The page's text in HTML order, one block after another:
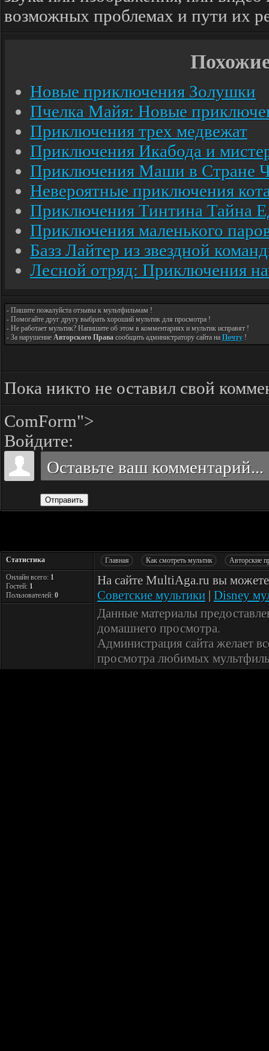
возможных проблемах и пути их
Новые приключения Золушки
Пчелка Майя: Новые
Приключения трех медвежат
Приключения Икабода и
Приключения Маши в Стране
Невероятные приключения
Приключения Тинтина Тайна
Приключения маленького
Базз Лайтер из звездной
Лесной отряд: Приключения
- Пишите пожалуйста отзывы к мультфильмам !
- Помогайте друг другу выбрать хороший мультик для просмотра !
- Не работает мультик? Напишите об этом в комментариях и мультик исправят !
- За нарушение Авторского Права сообщить администратору сайта на Почту !
Пока никто не оставил свой
ComForm">
Войдите:
Отправить
Статистика Главная Как смотреть мультик
Авторские
Онлайн всего: 1
Гостей: 1
Пользователей: 0
На сайте MultiAga.ru вы
Советские мультики | Disney
Данные материалы
домашнего просмотра.
Администрация сайта желает
просмотра любимых